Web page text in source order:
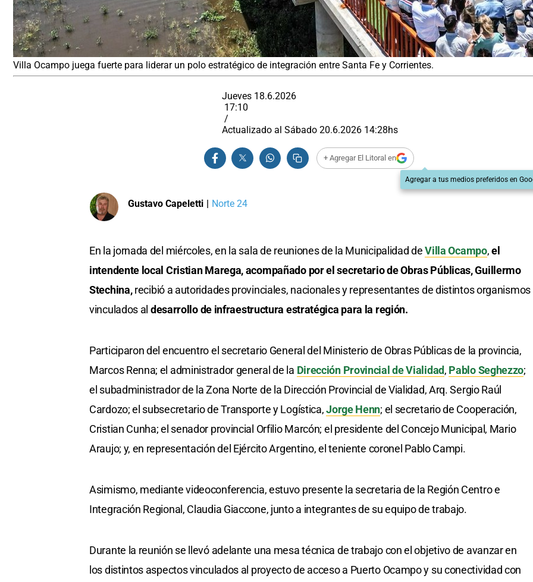
Villa Ocampo juega fuerte para liderar un polo estratégico de integración entre Santa Fe y Corrientes.
Jueves 18.6.2026
17:10
/
Actualizado al Sábado 20.6.2026 14:28hs
+ Agregar El Litoral en
Agregar a tus medios preferidos en
Gustavo Capeletti | Norte 24
En la jornada del miércoles, en la sala de reuniones de la Municipalidad deVilla Ocampo,el
intendente local Cristian Marega, acompañado por el secretario de Obras Públicas, Guillermo
Stechina,recibió a autoridades provinciales, nacionales y representantes de distintos organismos
vinculados al desarrollo de infraestructura estratégica para la región.
Participaron del encuentro el secretario General del Ministerio de Obras Públicas de la provincia,
Marcos Renna; el administrador general de la Dirección Provincial de Vialidad, Pablo Seghezzo;
el subadministrador de la Zona Norte de la Dirección Provincial de Vialidad, Arq. Sergio Raúl
Cardozo; el subsecretario de Transporte y Logística,Jorge Henn; el secretario de Cooperación,
Cristian Cunha; el senador provincial Orfilio Marcón; el presidente del Concejo Municipal, Mario
Araujo; y, en representación del Ejército Argentino, el teniente coronel Pablo Campi.
Asimismo, mediante videoconferencia, estuvo presente la secretaria de la Región Centro e
Integración Regional, Claudia Giaccone, junto a integrantes de su equipo de trabajo.
Durante la reunión se llevó adelante una mesa técnica de trabajo con el objetivo de avanzar en
los distintos aspectos vinculados al proyecto de acceso a Puerto Ocampo y su conectividad con